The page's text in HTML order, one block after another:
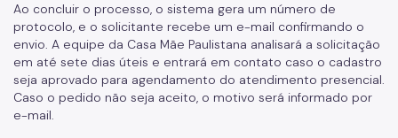
Ao concluir o processo, o sistema gera um número de
protocolo, e o solicitante recebe um e-mail confirmando o
envio. A equipe da Casa Mãe Paulistana analisará a solicitação
em até sete dias úteis e entrará em contato caso o cadastro
seja aprovado para agendamento do atendimento presencial.
Caso o pedido não seja aceito, o motivo será informado por
e-mail.